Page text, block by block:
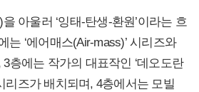
아울러 ‘잉태-탄생-환원’이라는 흐
는 ‘에어매스(Air-mass)’ 시리즈와
층에는 작가의 대표작인 ‘데오도란
리즈가 배치되며, 4층에서는 모빌